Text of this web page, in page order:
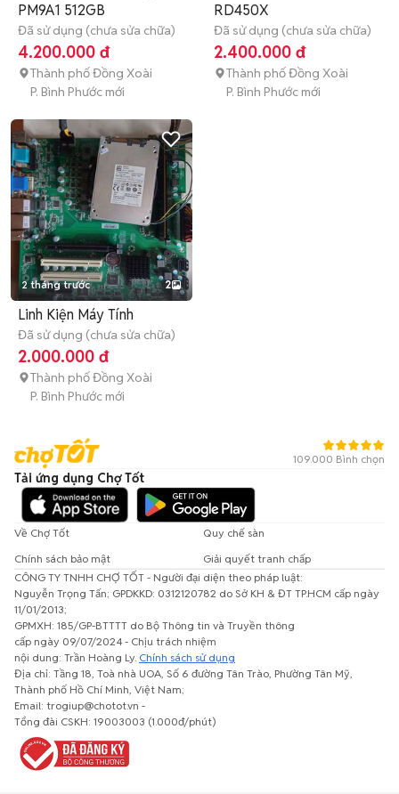
PM9A1 512GB
Đã sử dụng (chưa sửa chữa)
4.200.000 đ
Thành phố Đồng Xoài
P. Bình Phước mới
RD450X
Đã sử dụng (chưa sửa chữa)
2.400.000 đ
Thành phố Đồng Xoài
P. Bình Phước mới
2 tháng trước 2
Linh Kiện Máy Tính
Đã sử dụng (chưa sửa chữa)
2.000.000 đ
Thành phố Đồng Xoài
P. Bình Phước mới
109.000 Bình chọn
Tải ứng dụng Chợ Tốt
Về Chợ Tốt
Quy chế sàn
Chính sách bảo mật
Giải quyết tranh chấp
CÔNG TY TNHH CHỢ TỐT - Người đại diện theo pháp luật:
Nguyễn Trọng Tấn; GPDKKD: 0312120782 do Sở KH & ĐT TP.HCM cấp ngày
11/01/2013;
GPMXH: 185/GP-BTTTT do Bộ Thông tin và Truyền thông
cấp ngày 09/07/2024 - Chịu trách nhiệm
nội dung: Trần Hoàng Ly. Chính sách sử dụng
Địa chỉ: Tầng 18, Toà nhà UOA, Số 6 đường Tân Trào, Phường Tân Mỹ,
Thành phố Hồ Chí Minh, Việt Nam;
Email: trogiup@chotot.vn -
Tổng đài CSKH: 19003003 (1.000đ/phút)